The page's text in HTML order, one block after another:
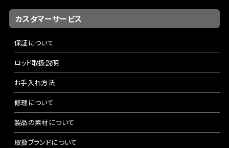
カスタマーサービス
保証について
ロッド取扱説明
お手入れ方法
修理について
製品の素材について
取扱ブランドについて